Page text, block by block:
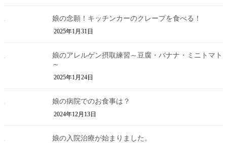
娘の念願！キッチンカーのクレープを食べる！
2025年1月31日
娘のアレルゲン摂取練習～豆腐・バナナ・ミニトマト
～
2025年1月24日
娘の病院でのお食事は？
2024年12月13日
娘の入院治療が始まりました。